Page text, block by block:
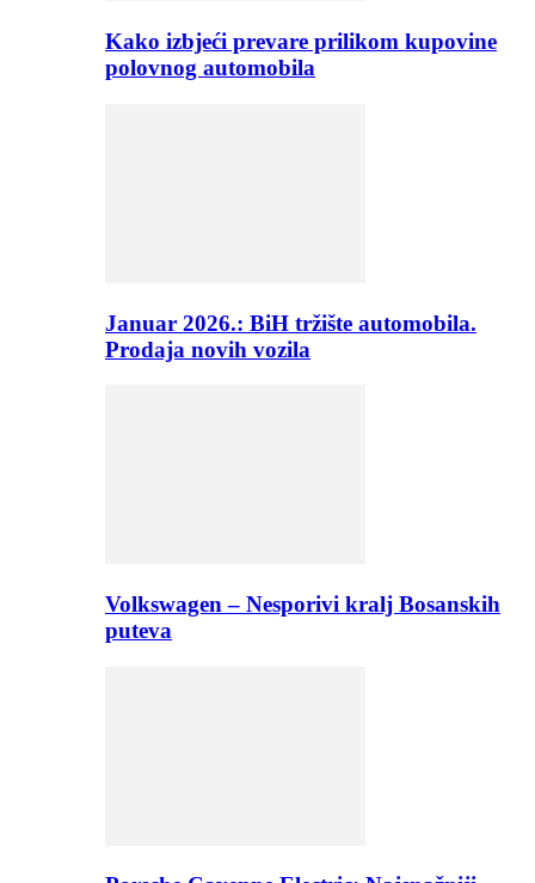
Kako izbjeći prevare prilikom kupovine
polovnog automobila
Januar 2026.: BiH tržište automobila.
Prodaja novih vozila
Volkswagen – Nesporivi kralj Bosanskih
puteva